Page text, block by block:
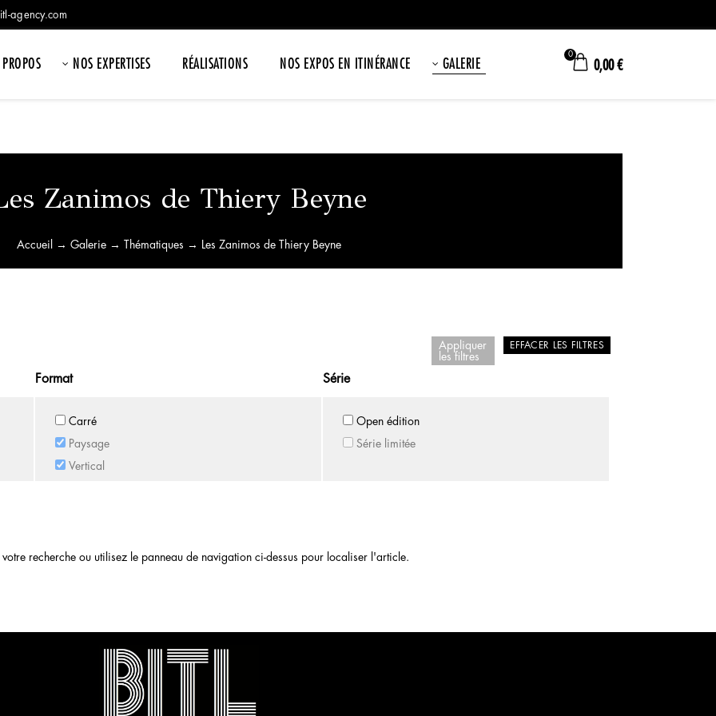
agency.com
NOS EXPERTISES RÉALISATIONS NOS EXPOS EN ITINÉRANCE GALERIE
0
0,00€
Zanimos de Thiery Beyne
Accueil → Galerie → Thématiques → Les Zanimos de Thiery Beyne
EFFACER LES FILTRES
Format
Carré
Paysage
Vertical
Série
Open édition
Série limitée
Appliquer
les filtres
recherche ou utilisez le panneau de navigation ci-dessus pour localiser l'article.